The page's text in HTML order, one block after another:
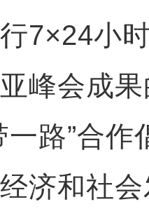
7×24小
峰会成
一路”合
济和社